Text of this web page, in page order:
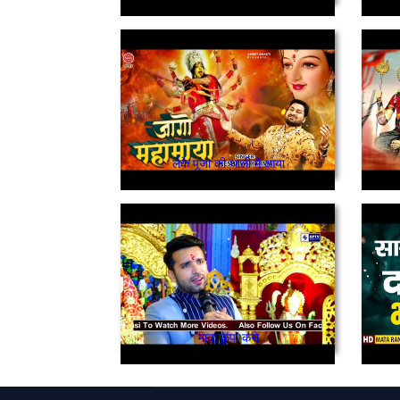
लेके पूजा की थाली मैं आया
माता कृपा करो